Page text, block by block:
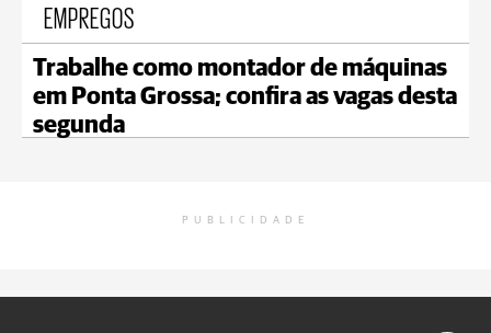
EMPREGOS
Trabalhe como montador de máquinas
em Ponta Grossa; confira as vagas desta
segunda
PUBLICIDADE